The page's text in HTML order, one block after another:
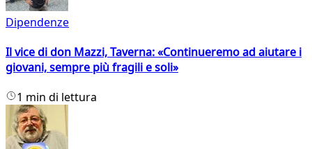
Dipendenze
Il vice di don Mazzi, Taverna: «Continueremo ad aiutare i
giovani, sempre più fragili e soli»
1 min di lettura